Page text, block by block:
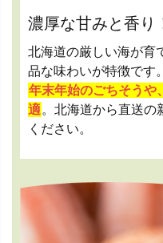
濃厚な甘みと香り
北海道の厳しい海が育
品な味わいが特徴です。
年末年始のごちそうや
適 。北海道から直送の
ください。